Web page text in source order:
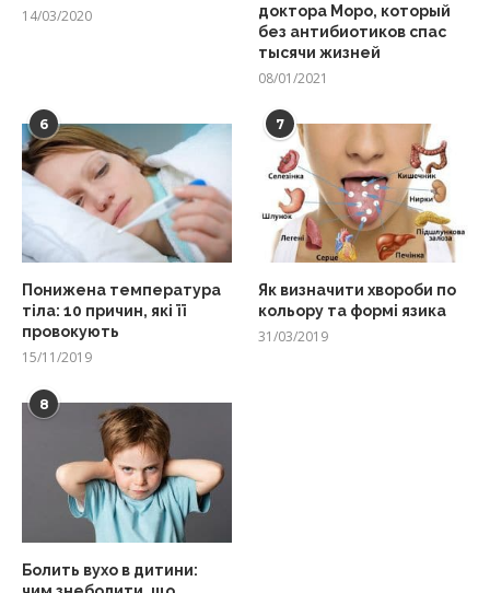
14/03/2020
доктора Моро, который
без антибиотиков спас
тысячи жизней
08/01/2021
6
Понижена температура
тіла: 10 причин, які її
провокують
15/11/2019
7
Як визначити хвороби по
кольору та формі язика
31/03/2019
8
Болить вухо в дитини: